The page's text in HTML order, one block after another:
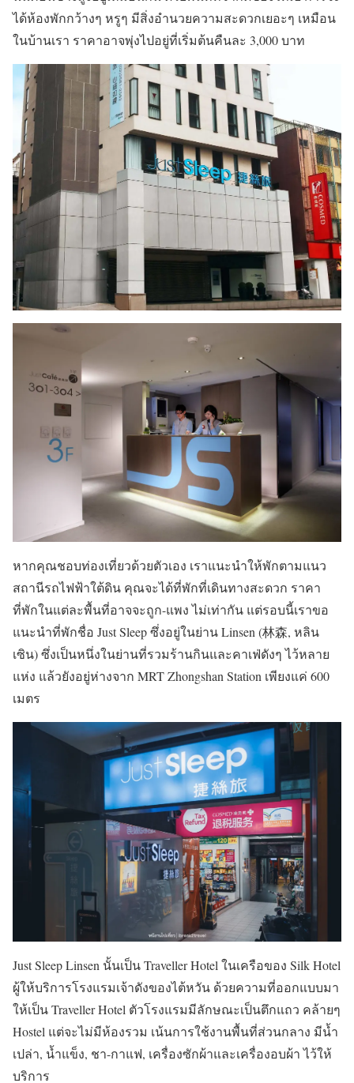
ได้ห้องพักกว้างๆ หรูๆ มีสิ่งอำนวยความสะดวกเยอะๆ เหมือน
ในบ้านเรา ราคาอาจพุ่งไปอยู่ที่เริ่มต้นคืนละ 3,000 บาท
หากคุณชอบท่องเที่ยวด้วยตัวเอง เราแนะนำให้พักตามแนว
สถานีรถไฟฟ้าใต้ดิน คุณจะได้ที่พักที่เดินทางสะดวก ราคา
ที่พักในแต่ละพื้นที่อาจจะถูก-แพง ไม่เท่ากัน แต่รอบนี้เราขอ
แนะนำที่พักชื่อ Just Sleep ซึ่งอยู่ในย่าน Linsen (林森, หลิน
เซิน) ซึ่งเป็นหนึ่งในย่านที่รวมร้านกินและคาเฟ่ดังๆ ไว้หลาย
แห่ง แล้วยังอยู่ห่างจาก MRT Zhongshan Station เพียงแค่ 600
เมตร
Just Sleep Linsen นั้นเป็น Traveller Hotel ในเครือของ Silk Hotel
ผู้ให้บริการโรงแรมเจ้าดังของไต้หวัน ด้วยความที่ออกแบบมา
ให้เป็น Traveller Hotel ตัวโรงแรมมีลักษณะเป็นตึกแถว คล้ายๆ
Hostel แต่จะไม่มีห้องรวม เน้นการใช้งานพื้นที่ส่วนกลาง มีน้ำ
เปล่า, น้ำแข็ง, ชา-กาแฟ, เครื่องซักผ้าและเครื่องอบผ้า ไว้ให้
บริการ